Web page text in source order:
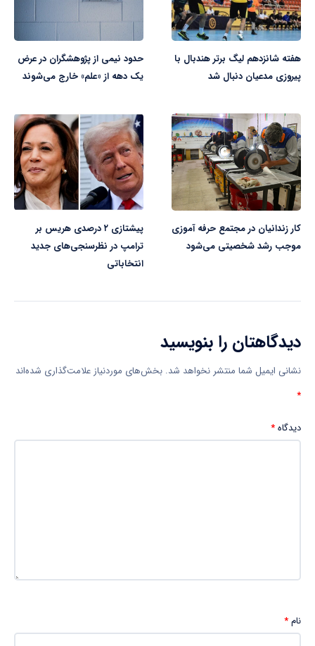
هفته شانزدهم لیگ برتر هندبال با
پیروزی مدعیان دنبال شد
حدود نیمی از پژوهشگران در عرض
یک دهه از «علم» خارج می‌شوند
کار زندانیان در مجتمع حرفه آموزی
موجب رشد شخصیتی می‌شود
پیشتازی ۲ درصدی هریس بر
ترامپ در نظرسنجی‌های جدید
انتخاباتی
دیدگاهتان را بنویسید
نشانی ایمیل شما منتشر نخواهد شد. بخش‌های موردنیاز علامت‌گذاری شده‌اند
*
دیدگاه*
نام*